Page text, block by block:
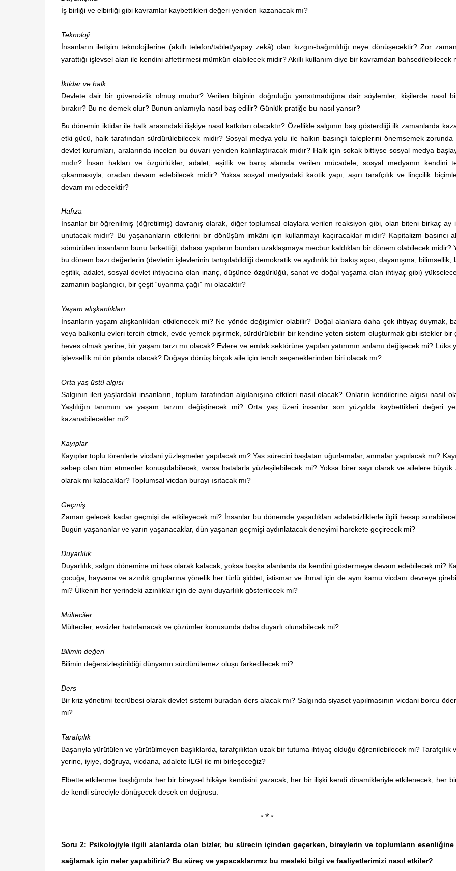
İş birliği ve elbirliği gibi kavramlar kaybettikleri değeri yeniden kazanacak mı?
Teknoloji
İnsanların iletişim teknolojilerine (akıllı telefon/tablet/yapay zekâ) olan kızgın-bağımlılığı neye dönüşecektir? Zor
yarattığı işlevsel alan ile kendini affettirmesi mümkün olabilecek midir? Akıllı kullanım diye bir kavramdan bahsedilebilecek
İktidar ve halk
Devlete dair bir güvensizlik olmuş mudur? Verilen bilginin doğruluğu yansıtmadığına dair söylemler, kişilerde nasıl
bırakır? Bu ne demek olur? Bunun anlamıyla nasıl baş edilir? Günlük pratiğe bu nasıl yansır?
Bu dönemin iktidar ile halk arasındaki ilişkiye nasıl katkıları olacaktır? Özellikle salgının baş gösterdiği ilk zamanlarda
etki gücü, halk tarafından sürdürülebilecek midir? Sosyal medya yolu ile halkın basınçlı taleplerini önemsemek zorunda
devlet kurumları, aralarında incelen bu duvarı yeniden kalınlaştıracak mıdır? Halk için sokak bittiyse sosyal medya
mıdır? İnsan hakları ve özgürlükler, adalet, eşitlik ve barış alanıda verilen mücadele, sosyal medyanın kendini
çıkarmasıyla, oradan devam edebilecek midir? Yoksa sosyal medyadaki kaotik yapı, aşırı tarafçılık ve linçcilik
devam mı edecektir?
Hafıza
İnsanlar bir öğrenilmiş (öğretilmiş) davranış olarak, diğer toplumsal olaylara verilen reaksiyon gibi, olan biteni birkaç ay
unutacak mıdır? Bu yaşananların etkilerini bir dönüşüm imkânı için kullanmayı kaçıracaklar mıdır? Kapitalizm basıncı
sömürülen insanların bunu farkettiği, dahası yapıların bundan uzaklaşmaya mecbur kaldıkları bir dönem olabilecek midir?
bu dönem bazı değerlerin (devletin işlevlerinin tartışılabildiği demokratik ve aydınlık bir bakış açısı, dayanışma, bilimsellik,
eşitlik, adalet, sosyal devlet ihtiyacına olan inanç, düşünce özgürlüğü, sanat ve doğal yaşama olan ihtiyaç gibi)
zamanın başlangıcı, bir çeşit “uyanma çağı” mı olacaktır?
Yaşam alışkanlıkları
İnsanların yaşam alışkanlıkları etkilenecek mi? Ne yönde değişimler olabilir? Doğal alanlara daha çok ihtiyaç duymak,
veya balkonlu evleri tercih etmek, evde yemek pişirmek, sürdürülebilir bir kendine yeten sistem oluşturmak gibi istekler bir
heves olmak yerine, bir yaşam tarzı mı olacak? Evlere ve emlak sektörüne yapılan yatırımın anlamı değişecek mi? Lüks
işlevsellik mi ön planda olacak? Doğaya dönüş birçok aile için tercih seçeneklerinden biri olacak mı?
Orta yaş üstü algısı
Salgının ileri yaşlardaki insanların, toplum tarafından algılanışına etkileri nasıl olacak? Onların kendilerine algısı nasıl
Yaşlılığın tanımını ve yaşam tarzını değiştirecek mi? Orta yaş üzeri insanlar son yüzyılda kaybettikleri değeri
kazanabilecekler mi?
Kayıplar
Kayıplar toplu törenlerle vicdani yüzleşmeler yapılacak mı? Yas sürecini başlatan uğurlamalar, anmalar yapılacak mı?
sebep olan tüm etmenler konuşulabilecek, varsa hatalarla yüzleşilebilecek mi? Yoksa birer sayı olarak ve ailelere büyük
olarak mı kalacaklar? Toplumsal vicdan burayı ısıtacak mı?
Geçmiş
Zaman gelecek kadar geçmişi de etkileyecek mi? İnsanlar bu dönemde yaşadıkları adaletsizliklerle ilgili hesap
Bugün yaşananlar ve yarın yaşanacaklar, dün yaşanan geçmişi aydınlatacak deneyimi harekete geçirecek mi?
Duyarlılık
Duyarlılık, salgın dönemine mi has olarak kalacak, yoksa başka alanlarda da kendini göstermeye devam edebilecek mi?
çocuğa, hayvana ve azınlık gruplarına yönelik her türlü şiddet, istismar ve ihmal için de aynı kamu vicdanı devreye
mi? Ülkenin her yerindeki azınlıklar için de aynı duyarlılık gösterilecek mi?
Mülteciler
Mülteciler, evsizler hatırlanacak ve çözümler konusunda daha duyarlı olunabilecek mi?
Bilimin değeri
Bilimin değersizleştirildiği dünyanın sürdürülemez oluşu farkedilecek mi?
Ders
Bir kriz yönetimi tecrübesi olarak devlet sistemi buradan ders alacak mı? Salgında siyaset yapılmasının vicdani borcu
mi?
Tarafçılık
Başarıyla yürütülen ve yürütülmeyen başlıklarda, tarafçılıktan uzak bir tutuma ihtiyaç olduğu öğrenilebilecek mi? Tarafçılık
yerine, iyiye, doğruya, vicdana, adalete İLGİ ile mi birleşeceğiz?
Elbette etkilenme başlığında her bir bireysel hikâye kendisini yazacak, her bir ilişki kendi dinamikleriyle etkilenecek, her
de kendi süreciyle dönüşecek desek en doğrusu.
* * *
Soru 2: Psikolojiyle ilgili alanlarda olan bizler, bu sürecin içinden geçerken, bireylerin ve toplumların esenliğine
sağlamak için neler yapabiliriz? Bu süreç ve yapacaklarımız bu mesleki bilgi ve faaliyetlerimizi nasıl etkiler?